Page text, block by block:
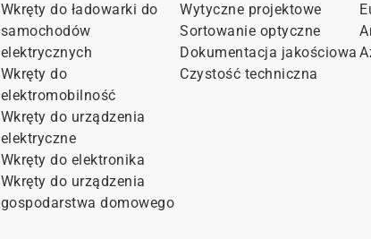
Wkręty do ładowarki do
samochodów
elektrycznych
Wkręty do
elektromobilność
Wkręty do urządzenia
elektryczne
Wkręty do elektronika
Wkręty do urządzenia
gospodarstwa domowego
Wytyczne projektowe
Sortowanie optyczne
Dokumentacja jakościowa
Czystość techniczna